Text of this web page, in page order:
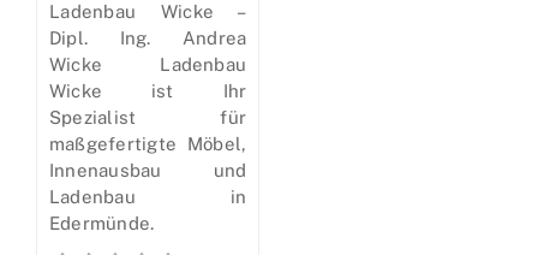
Ladenbau Wicke –
Dipl. Ing. Andrea
Wicke Ladenbau
Wicke ist Ihr
Spezialist für
maßgefertigte Möbel,
Innenausbau und
Ladenbau in
Edermünde.